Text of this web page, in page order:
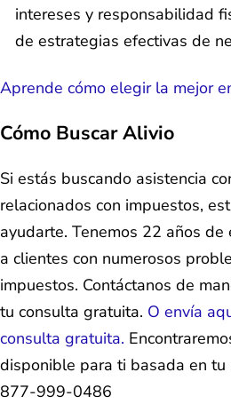
intereses y responsabilidad
de estrategias efectivas de
Aprende cómo elegir la mejor
Cómo Buscar Alivio
Si estás buscando asistencia
relacionados con impuestos,
ayudarte. Tenemos 22 años
a clientes con numerosos
impuestos. Contáctanos de
tu consulta gratuita. O envía
consulta gratuita.
disponible para ti basada en tu
877-999-0486